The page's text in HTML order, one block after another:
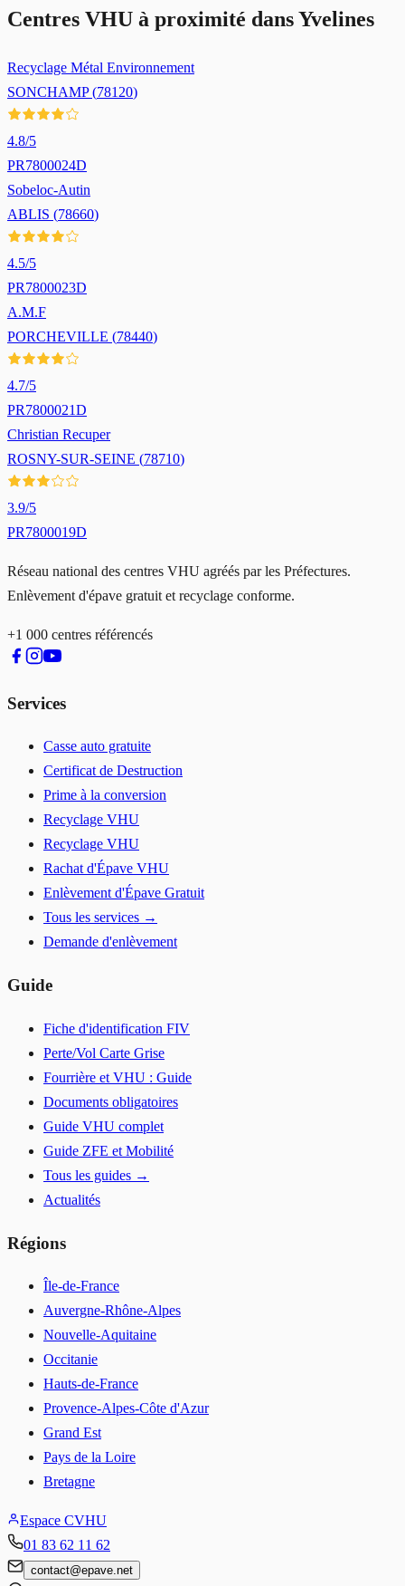
Centres VHU à proximité dansYvelines
Recyclage Métal Environnement
SONCHAMP(78120)
4.8/5
PR7800024D
Sobeloc-Autin
ABLIS (78660)
4.5/5
PR7800023D
A.M.F
PORCHEVILLE (78440)
4.7/5
PR7800021D
Christian Recuper
ROSNY-SUR-SEINE (78710)
3.9/5
PR7800019D
Réseau national des centres VHU agréés par les Préfectures.
Enlèvement d'épave gratuit et recyclage conforme.
+1 000 centres référencés
Services
Casse auto gratuite
Certificat de Destruction
Prime à la conversion
Recyclage VHU
Recyclage VHU
Rachat d'Épave VHU
Enlèvement d'Épave Gratuit
Tous les services →
Demande d'enlèvement
Guide
Fiche d'identification FIV
Perte/Vol Carte Grise
Fourrière et VHU : Guide
Documents obligatoires
Guide VHU complet
Guide ZFE et Mobilité
Tous les guides →
Actualités
Régions
Île-de-France
Auvergne-Rhône-Alpes
Nouvelle-Aquitaine
Occitanie
Hauts-de-France
Provence-Alpes-Côte d'Azur
Grand Est
Pays de la Loire
Bretagne
Espace CVHU
01 83 62 11 62
contact@epave.net